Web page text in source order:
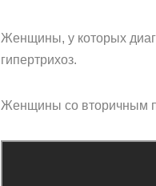
Женщины, у которых
гипертрихоз.
Женщины со вторичным